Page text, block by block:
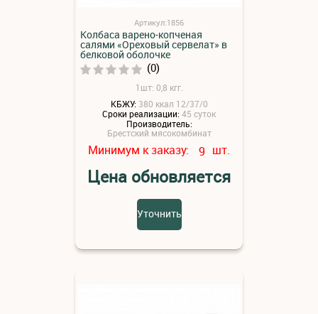
Артикул:1856
Колбаса варено-копченая
салями «Ореховый сервелат» в
белковой оболочке
(0)
1шт: 0,8 кгг.
КБЖУ: 380 ккал 12/37/0
Сроки реализации:45 суток
Производитель:
Брестский мясокомбинат
Минимум к заказу: 9 шт.
Цена обновляется
Уточнить